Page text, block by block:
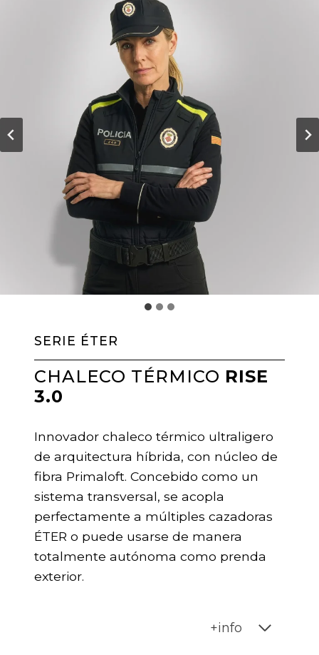
SERIE ÉTER
CHALECO TÉRMICO RISE
3.0
Innovador chaleco térmico ultraligero
de arquitectura híbrida, con núcleo de
fibra Primaloft. Concebido como un
sistema transversal, se acopla
perfectamente a múltiples cazadoras
ÉTER o puede usarse de manera
totalmente autónoma como prenda
exterior.
+info